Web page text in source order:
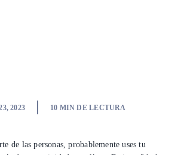
2023 10 MIN DE LECTURA
parte de las personas,